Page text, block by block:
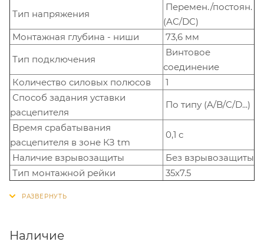
Тип напряжения
Перемен./постоян.
(AC/DC)
Монтажная глубина - ниши
73,6 мм
Тип подключения
Винтовое
соединение
Количество силовых полюсов
1
Способ задания уставки
расцепителя
По типу (A/B/C/D...)
Время срабатывания
расцепителя в зоне КЗ tm
0,1 с
Наличие взрывозащиты
Без взрывозащиты
Тип монтажной рейки
35x7.5
Наличие